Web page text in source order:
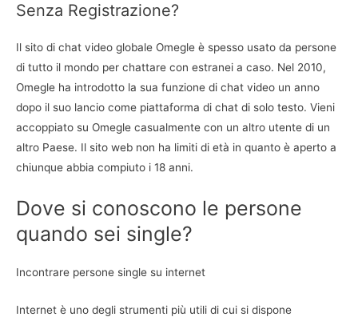
Senza Registrazione?
Il sito di chat video globale Omegle è spesso usato da persone
di tutto il mondo per chattare con estranei a caso. Nel 2010,
Omegle ha introdotto la sua funzione di chat video un anno
dopo il suo lancio come piattaforma di chat di solo testo. Vieni
accoppiato su Omegle casualmente con un altro utente di un
altro Paese. Il sito web non ha limiti di età in quanto è aperto a
chiunque abbia compiuto i 18 anni.
Dove si conoscono le persone
quando sei single?
Incontrare persone single su internet
Internet è uno degli strumenti più utili di cui si dispone